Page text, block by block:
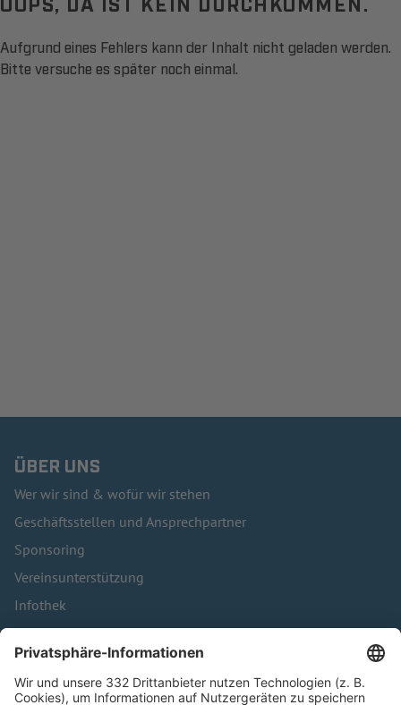
Aufgrund eines Fehlers kann der Inhalt nicht geladen werden.
Bitte versuche es später noch einmal.
ÜBER UNS
Wer wir sind & wofür wir stehen
Geschäftsstellen und Ansprechpartner
Sponsoring
Vereinsunterstützung
Infothek
Kontakt
HÄUFIG BESUCHTE SEITEN